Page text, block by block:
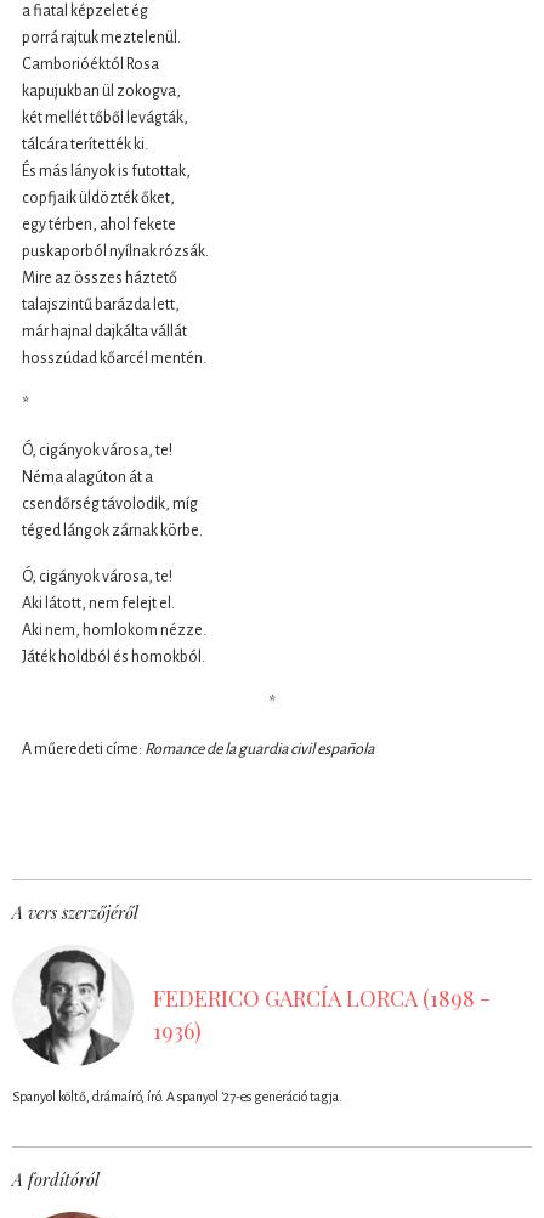
a fiatal képzelet ég
porrá rajtuk meztelenül.
Camborióéktól Rosa
kapujukban ül zokogva,
két mellét tőből levágták,
tálcára terítették ki.
És más lányok is futottak,
copfjaik üldözték őket,
egy térben, ahol fekete
puskaporból nyílnak rózsák.
Mire az összes háztető
talajszintű barázda lett,
már hajnal dajkálta vállát
hosszúdad kőarcél mentén.
*
Ó, cigányok városa, te!
Néma alagúton át a
csendőrség távolodik, míg
téged lángok zárnak körbe.
Ó, cigányok városa, te!
Aki látott, nem felejt el.
Aki nem, homlokom nézze.
Játék holdból és homokból.
*
A műeredeti címe: Romance de la guardia civil española
A vers szerzőjéről
FEDERICO GARCÍA LORCA (1898 -
1936)
Spanyol költő, drámaíró, író. A spanyol '27-es generáció tagja.
A fordítóról